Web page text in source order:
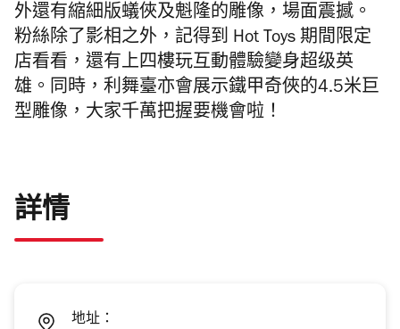
外還有縮細版蟻俠及魁隆的雕像，場面震撼。
粉絲除了影相之外，記得到 Hot Toys 期間限定
店看看，還有上四樓玩互動體驗變身超级英
雄。同時， 利舞臺亦會展示鐵甲奇俠的4.5米巨
型雕像，大家千萬把握要機會啦！
詳情
地址：